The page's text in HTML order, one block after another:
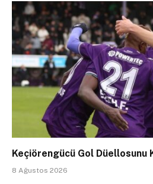
Keçiörengücü Gol Düellosunu
8 Ağustos 2026